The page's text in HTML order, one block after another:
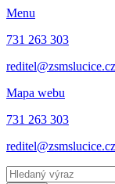
Menu
731 263 303
reditel@zsmslucice.cz
Mapa webu
731 263 303
reditel@zsmslucice.cz